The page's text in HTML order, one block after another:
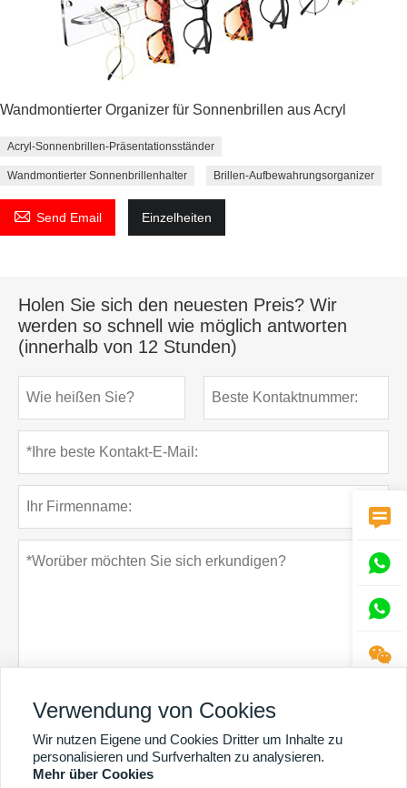
Wandmontierter Organizer für Sonnenbrillen aus Acryl
Acryl-Sonnenbrillen-Präsentationsständer
Wandmontierter Sonnenbrillenhalter Brillen-Aufbewahrungsorganizer
 Send Email Einzelheiten
Holen Sie sich den neuesten Preis? Wir
werden so schnell wie möglich antworten
(innerhalb von 12 Stunden)
Datenschutz-Bestimmungen




Verwendung von Cookies
Wir nutzen Eigene und Cookies Dritter um Inhalte zu
personalisieren und Surfverhalten zu analysieren.
Mehr über Cookies